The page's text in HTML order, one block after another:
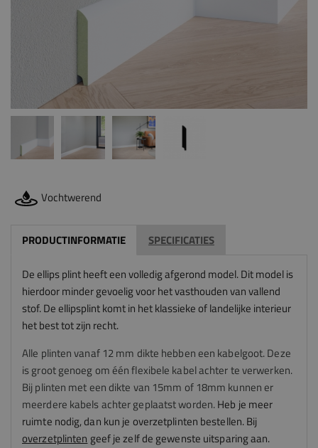
Vochtwerend
PRODUCTINFORMATIE SPECIFICATIES
De ellips plint heeft een volledig afgerond model. Dit model is
hierdoor minder gevoelig voor het vasthouden van vallend
stof. De ellipsplint komt in het klassieke of landelijke interieur
het best tot zijn recht.
Alle plinten vanaf 12 mm dikte hebben een kabelgoot. Deze
is groot genoeg om één flexibele kabel achter te verwerken.
Bij plinten met een dikte van 15mm of 18mm kunnen er
meerdere kabels achter geplaatst worden.Heb je meer
ruimte nodig, dan kun je overzetplinten bestellen. Bij
overzetplinten geef je zelf de gewenste uitsparing aan.